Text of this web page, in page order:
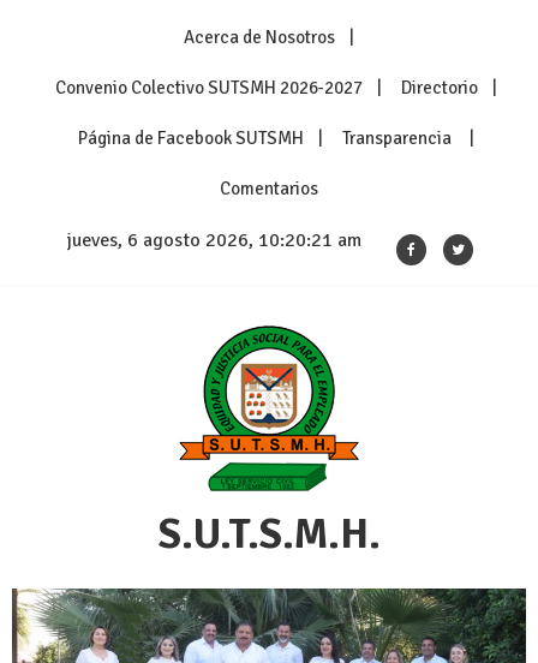
Acerca de Nosotros
Convenio Colectivo SUTSMH 2026-2027 Directorio
Página de Facebook SUTSMH Transparencia
Comentarios
jueves, 6 agosto 2026, 10:20:21 am
S.U.T.S.M.H.